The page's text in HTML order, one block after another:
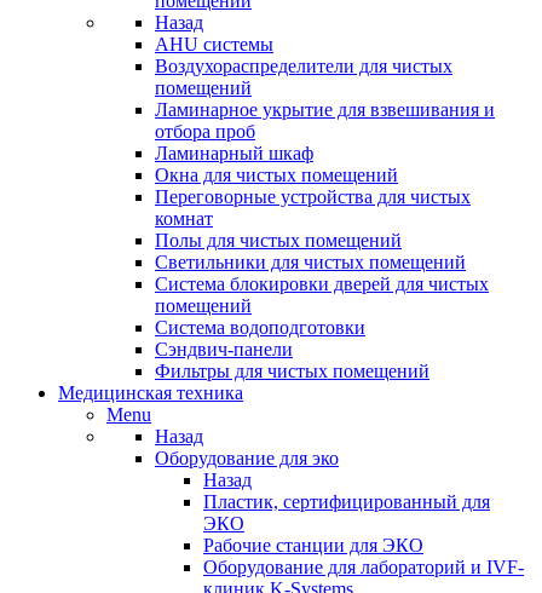
Назад
AHU системы
Воздухораспределители для чистых
помещений
Ламинарное укрытие для взвешивания и
отбора проб
Ламинарный шкаф
Окна для чистых помещений
Переговорные устройства для чистых
комнат
Полы для чистых помещений
Светильники для чистых помещений
Система блокировки дверей для чистых
помещений
Система водоподготовки
Сэндвич-панели
Фильтры для чистых помещений
Медицинская техника
Menu
Назад
Оборудование для эко
Назад
Пластик, сертифицированный для
ЭКО
Рабочие станции для ЭКО
Оборудование для лабораторий и IVF-
клиник K-Systems